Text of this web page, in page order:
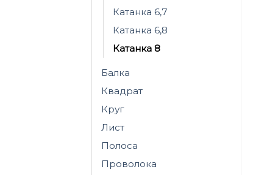
Катанка 6,7
Катанка 6,8
Катанка 8
Балка
Квадрат
Круг
Лист
Полоса
Проволока